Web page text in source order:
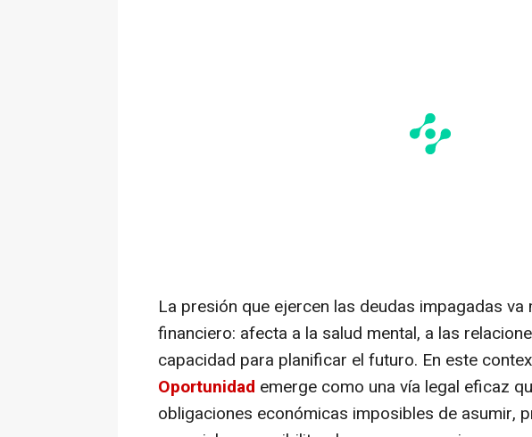
La presión que ejercen las deudas impagadas va
financiero: afecta a la salud mental, a las
capacidad para planificar el futuro. En este
Oportunidad emerge como una vía legal eficaz
obligaciones económicas imposibles de asumir,